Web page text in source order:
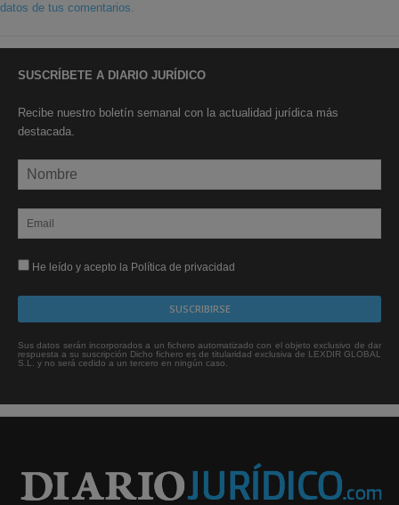
datos de tus comentarios.
SUSCRÍBETE A DIARIO JURÍDICO
Recibe nuestro boletín semanal con la actualidad jurídica más
destacada.
He leído y acepto la Política de privacidad
Sus datos serán incorporados a un fichero automatizado con el objeto exclusivo de dar
respuesta a su suscripción Dicho fichero es de titularidad exclusiva de LEXDIR GLOBAL
S.L. y no será cedido a un tercero en ningún caso.